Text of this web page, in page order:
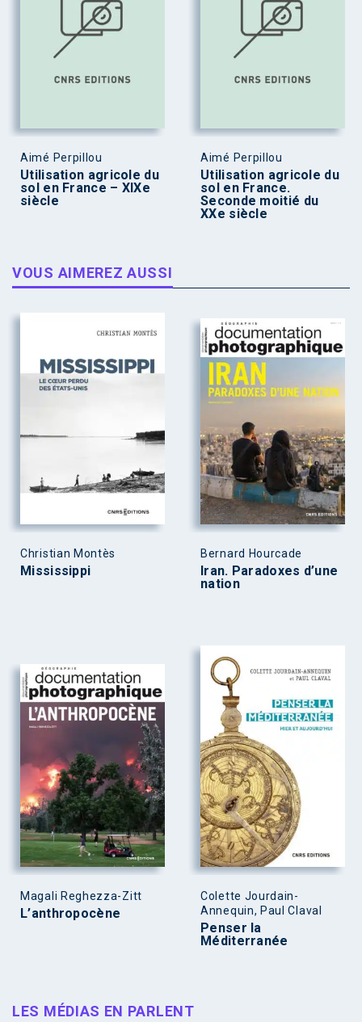
Aimé Perpillou
Utilisation agricole du
sol en France – XIXe
siècle
Aimé Perpillou
Utilisation agricole du
sol en France.
Seconde moitié du
XXe siècle
VOUS AIMEREZ AUSSI
Christian Montès
Mississippi
Bernard Hourcade
Iran. Paradoxes d’une
nation
Magali Reghezza-Zitt
L’anthropocène
Colette Jourdain-
Annequin, Paul Claval
Penser la
Méditerranée
LES MÉDIAS EN PARLENT